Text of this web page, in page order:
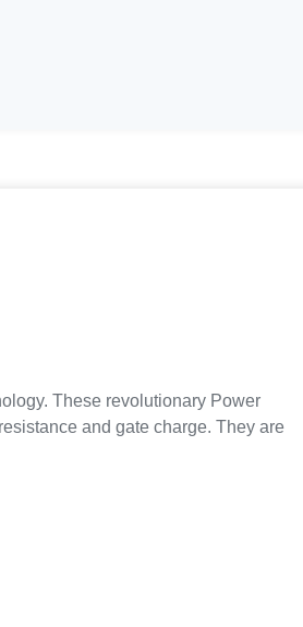
These revolutionary Power
and gate charge. They are